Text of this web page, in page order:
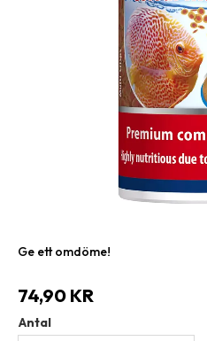
74,90KR
Antal
Ge ett omdöme!